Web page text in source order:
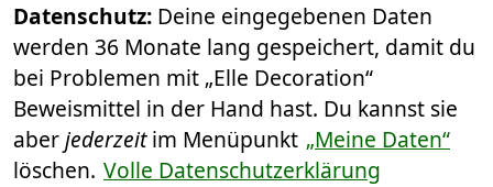
Datenschutz: Deine eingegebenen Daten
werden 36 Monate lang gespeichert, damit du
bei Problemen mit „Elle Decoration“
Beweismittel in der Hand hast. Du kannst sie
aberjederzeitim Menüpunkt „Meine Daten“
löschen. Volle Datenschutzerklärung